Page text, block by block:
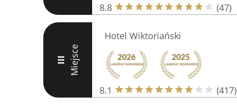
8.8 (47)
III Miejsce
Hotel Wiktoriański
8.1 (417)